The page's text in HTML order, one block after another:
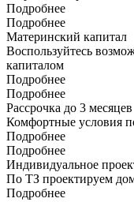
Подробнее
Подробнее
Материнский капитал
Воспользуйтесь
капиталом
Подробнее
Подробнее
Рассрочка до 3 месяцев
Комфортные условия
Подробнее
Подробнее
Индивидуальное
По ТЗ проектируем
Подробнее